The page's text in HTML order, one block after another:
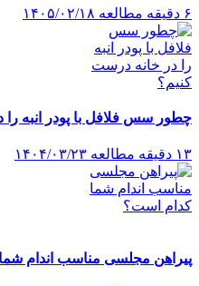
۶ دقیقه مطالعه ۱۴۰۵/۰۲/۱۸
چطور سس فلافل با پودر انبه
۱۳ دقیقه مطالعه ۱۴۰۴/۰۳/۲۳
پیراهن مجلسی مناسب اندام